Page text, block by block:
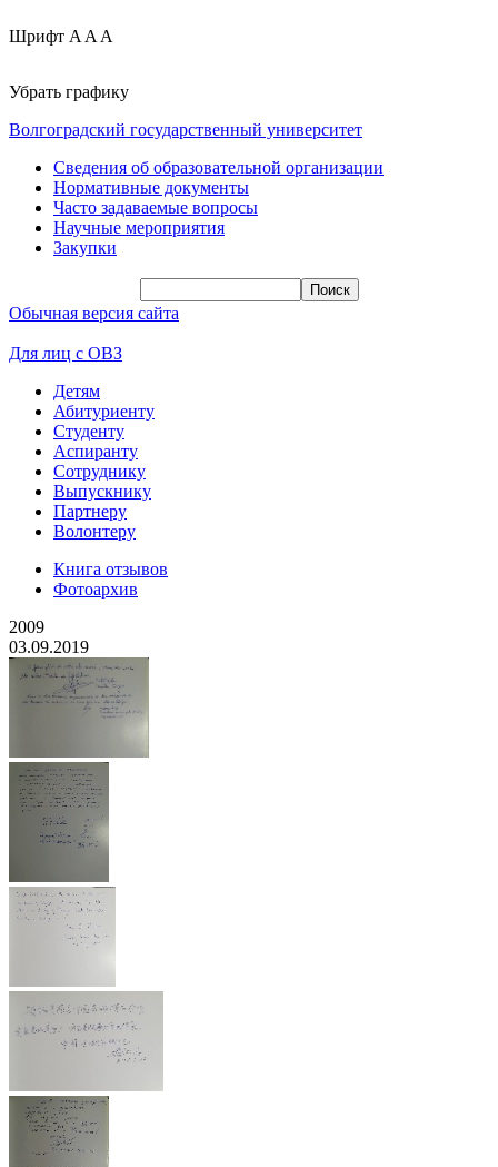
Шрифт A A A
Убрать графику
Волгоградский государственный университет
Сведения об образовательной организации
Нормативные документы
Часто задаваемые вопросы
Научные мероприятия
Закупки
Обычная версия сайта
Для лиц с ОВЗ
Детям
Абитуриенту
Студенту
Аспиранту
Сотруднику
Выпускнику
Партнеру
Волонтеру
Книга отзывов
Фотоархив
2009
03.09.2019